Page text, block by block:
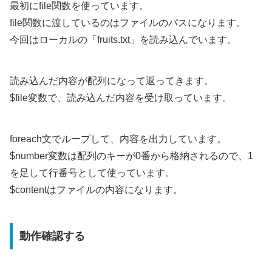
最初にfile関数を使っています。
file関数に渡しているのはファイルのパスになります。
今回はローカルの「fruits.txt」を読み込んでいます。
読み込んだ内容が配列になって返ってきます。
$file変数で、読み込んだ内容を受け取っています。
foreach文でループして、内容を出力しています。
$number変数は配列のキーが0番から格納されるので、1
を足して行番号として使っています。
$contentはファイルの内容になります。
動作確認する